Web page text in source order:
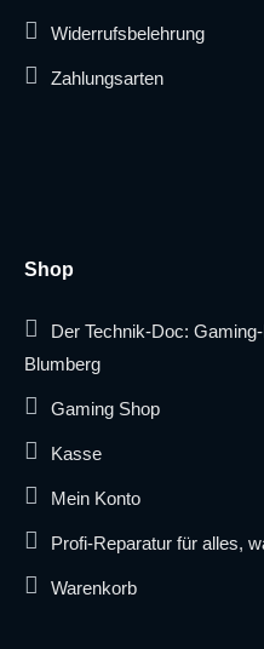
Widerrufsbelehrung
Zahlungsarten
Shop
Der Technik-Doc:
Blumberg
Gaming Shop
Kasse
Mein Konto
Profi-Reparatur für alles,
Warenkorb